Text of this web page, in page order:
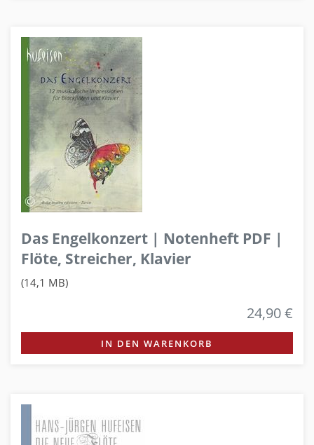
Das Engelkonzert | Notenheft PDF |
Flöte, Streicher, Klavier
(14,1 MB)
24,90 €
IN DEN WARENKORB